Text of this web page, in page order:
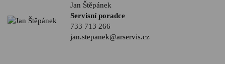
Jan Štěpánek
Servisní poradce
733 713 266
jan.stepanek@arservis.cz